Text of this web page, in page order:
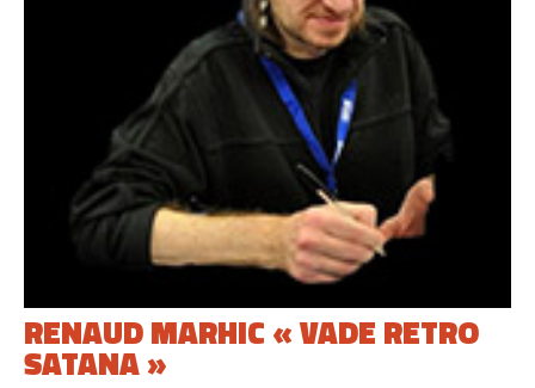
RENAUD MARHIC « VADE RETRO
SATANA »